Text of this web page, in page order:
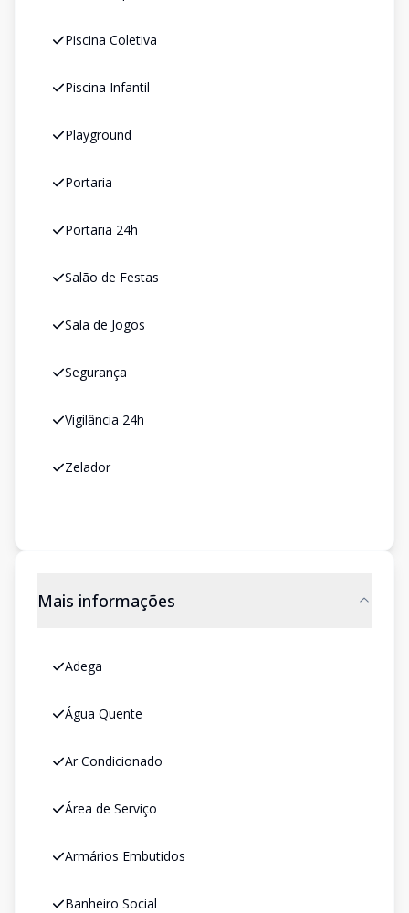
Piscina Coletiva
Piscina Infantil
Playground
Portaria
Portaria 24h
Salão de Festas
Sala de Jogos
Segurança
Vigilância 24h
Zelador
Mais informações
Adega
Água Quente
Ar Condicionado
Área de Serviço
Armários Embutidos
Banheiro Social